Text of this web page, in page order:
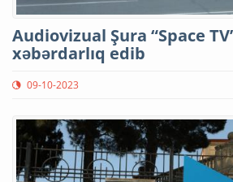
Audiovizual Şura “Space
xəbərdarlıq edib
09-10-2023